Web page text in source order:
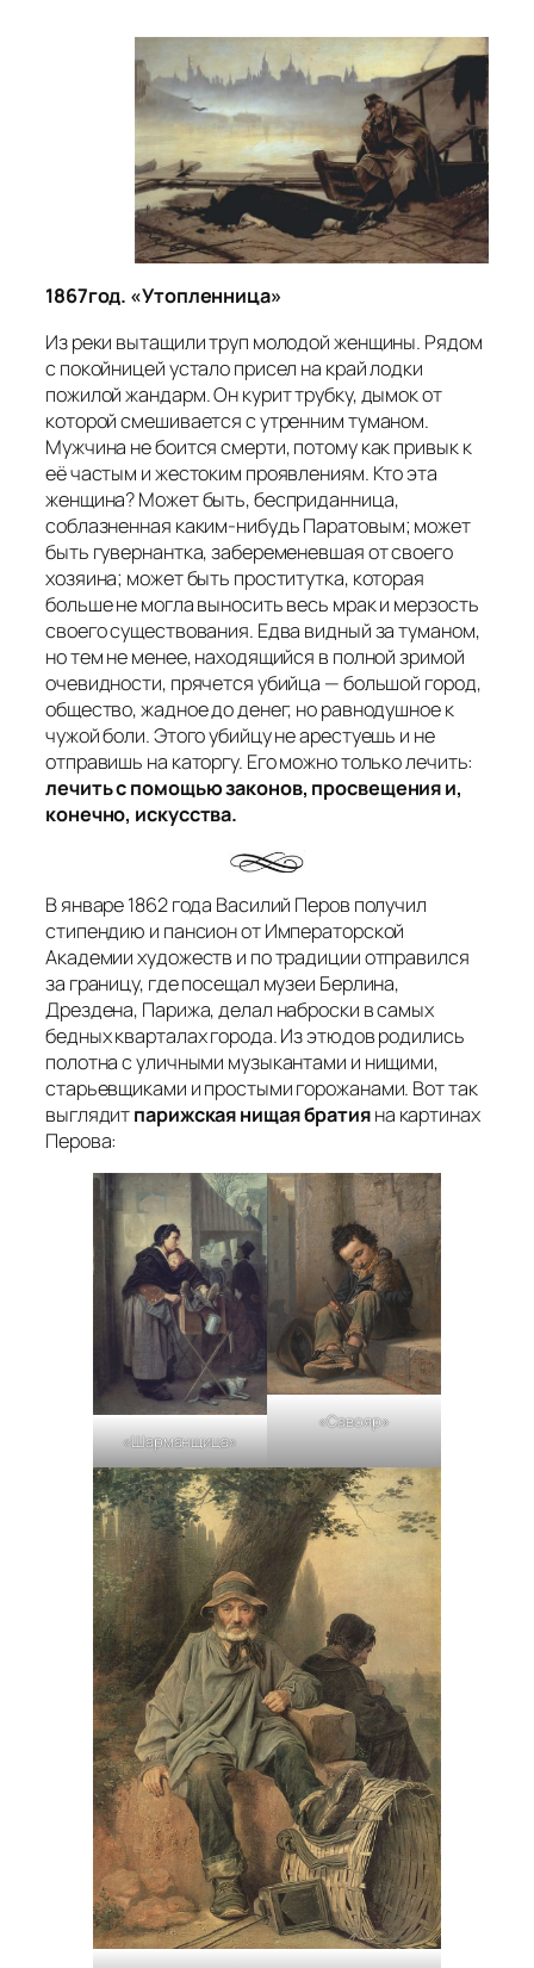
1867год. «Утопленница»
Из реки вытащили труп молодой женщины. Рядом
с покойницей устало присел на край лодки
пожилой жандарм. Он курит трубку, дымок от
которой смешивается с утренним туманом.
Мужчина не боится смерти, потому как привык к
её частым и жестоким проявлениям. Кто эта
женщина? Может быть, бесприданница,
соблазненная каким-нибудьПаратовым; может
быть гувернантка, забеременевшая от своего
хозяина; может быть проститутка, которая
больше не могла выносить весь мрак и мерзость
своего существования. Едва видный за туманом,
но тем не менее, находящийся в полной зримой
очевидности, прячется убийца — большой город,
общество, жадное до денег, но равнодушное к
чужой боли. Этого убийцу не арестуешь и не
отправишь на каторгу. Его можно только лечить:
лечить с помощью законов, просвещения и,
конечно, искусства.
В январе 1862 года Василий Перов получил
стипендию и пансион от Императорской
Академии художеств и по традиции отправился
за границу, где посещал музеи Берлина,
Дрездена, Парижа, делал наброски в самых
бедных кварталах города. Из этюдов родились
полотна с уличными музыкантами и нищими,
старьевщиками и простыми горожанами. Вот так
выглядитпарижская нищая братияна картинах
Перова:
«Шарманщица»
«Савояр»